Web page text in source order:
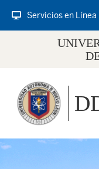
Servicios en Línea